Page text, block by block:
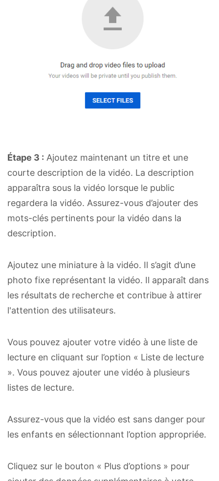
Étape 3 : Ajoutez maintenant un titre et une
courte description de la vidéo. La description
apparaîtra sous la vidéo lorsque le public
regardera la vidéo. Assurez-vous d’ajouter des
mots-clés pertinents pour la vidéo dans la
description.
Ajoutez une miniature à la vidéo. Il s’agit d’une
photo fixe représentant la vidéo. Il apparaît dans
les résultats de recherche et contribue à attirer
l'attention des utilisateurs.
Vous pouvez ajouter votre vidéo à une liste de
lecture en cliquant sur l’option « Liste de lecture
». Vous pouvez ajouter une vidéo à plusieurs
listes de lecture.
Assurez-vous que la vidéo est sans danger pour
les enfants en sélectionnant l’option appropriée.
Cliquez sur le bouton « Plus d’options » pour